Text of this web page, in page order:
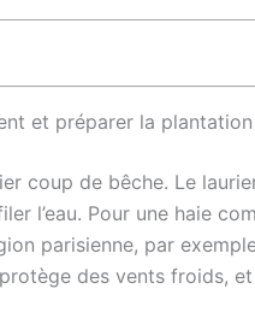
et préparer la
coup de bêche. Le
l’eau. Pour une haie
parisienne, par
des vents froids,